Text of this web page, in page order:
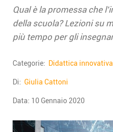
Qual è la promessa che
della scuola? Lezioni su
più tempo per gli
Categorie: Didattica innovativa
Di: Giulia Cattoni
Data: 10 Gennaio 2020